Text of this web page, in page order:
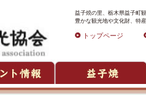
益子焼の里、栃木県益子町
豊かな観光地や文化財、特
トップページ